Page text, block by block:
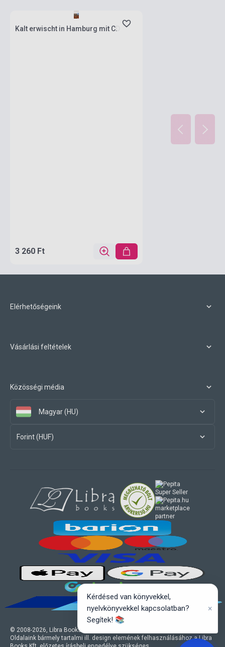
Kalt erwischt in Hamburg mit CD
3 260 Ft
Elérhetőségeink
Vásárlási feltételek
Közösségi média
Magyar (HU)
Forint (HUF)
© 2008-2026, Libra Books Kft. Minden jog fenntartva.
Oldalaink bármely tartalmi ill. design elemének felhasználásához a Libra
marketplace
partner
Kérdésed van könyvekkel,
nyelvkönyvekkel kapcsolatban?
Segítek! 📚
×